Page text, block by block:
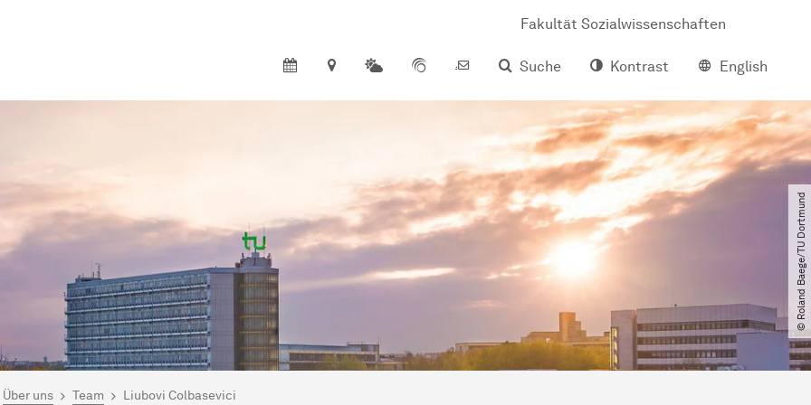
Fakultät Sozialwissenschaften
Suche
Kontrast English
© Roland Baege​/​TU Dortmund
hier:
Über uns Team Liubovi Colbasevici